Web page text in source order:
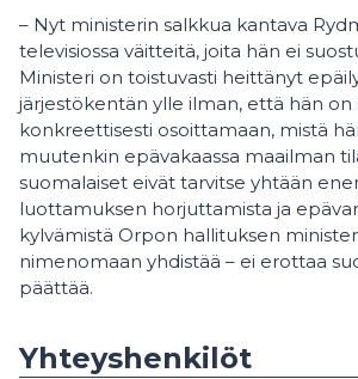
– Nyt ministerin salkkua kantava
televisiossa väitteitä, joita hän ei
Ministeri on toistuvasti heittänyt
järjestökentän ylle ilman, että hän
konkreettisesti osoittamaan, mistä
muutenkin epävakaassa maailman
suomalaiset eivät tarvitse yhtään
luottamuksen horjuttamista ja
kylvämistä Orpon hallituksen
nimenomaan yhdistää – ei erottaa
päättää.
Yhteyshenkilöt